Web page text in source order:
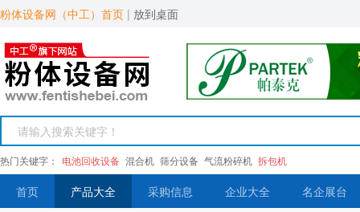
粉体设备网（中工）首页 | 放到桌面
热门关键字： 电池回收设备 混合机 筛分设备 气流粉碎机 拆包机
首页 产品大全 采购信息 企业大全 名企展台